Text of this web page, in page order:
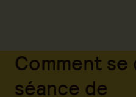
Comment
séance de